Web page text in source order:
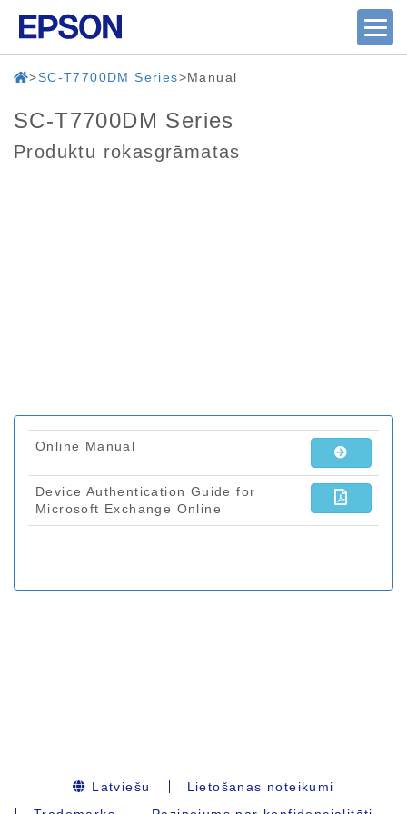
SC-T7700DM Series Manual
SC-T7700DM Series
Produktu rokasgrāmatas
Latviešu
Lietošanas noteikumi